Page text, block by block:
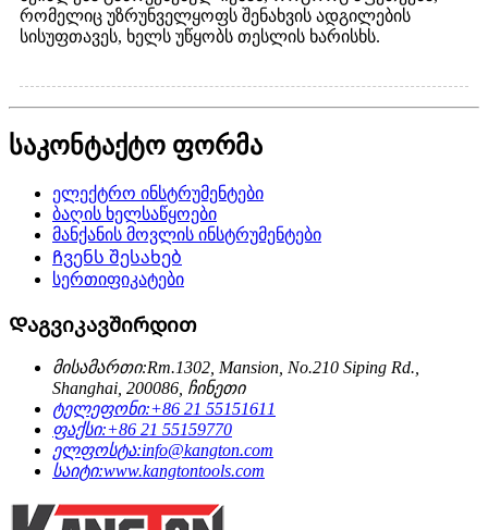
რომელიც უზრუნველყოფს შენახვის ადგილების
სისუფთავეს, ხელს უწყობს თესლის ხარისხს.
საკონტაქტო ფორმა
ელექტრო ინსტრუმენტები
ბაღის ხელსაწყოები
მანქანის მოვლის ინსტრუმენტები
Ჩვენს შესახებ
სერთიფიკატები
Დაგვიკავშირდით
მისამართი:Rm.1302, Mansion, No.210 Siping Rd.,
Shanghai, 200086, ჩინეთი
ტელეფონი:+86 21 55151611
ფაქსი:+86 21 55159770
ელფოსტა:info@kangton.com
საიტი:www.kangtontools.com